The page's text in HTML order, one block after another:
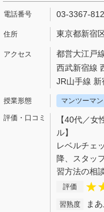
03-3367-
東京都新宿
都営大江戸
西武新宿線
JR山手線
マンツーマン
【40代／
ル】
レベルチェ
降、スタッ
習方法の相
評価
習熟度 ま